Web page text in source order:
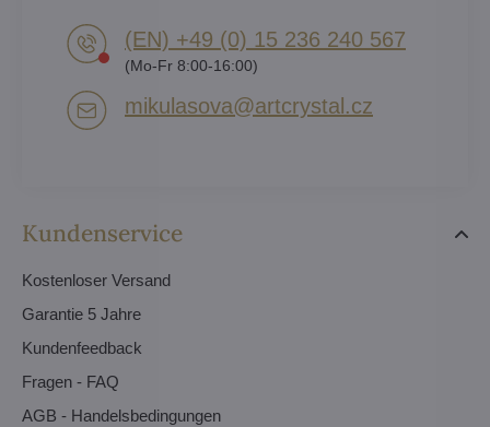
Kundenservice
Kostenloser Versand
Garantie 5 Jahre
Kundenfeedback
Fragen - FAQ
AGB - Handelsbedingungen
(EN) +49 (0) 15 236 240 567
(Mo-Fr 8:00-16:00)
mikulasova​@artcrystal​.cz